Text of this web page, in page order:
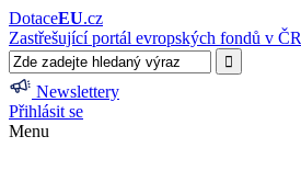
DotaceEU.cz
Zastřešující portál evropských fondů v ČR
Newslettery
Přihlásit se
Menu